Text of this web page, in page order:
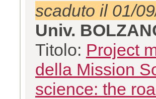
scaduto il 01/
Univ.
Titolo: Project
della Mission
science: the